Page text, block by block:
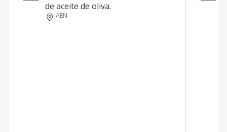
de aceite de oliva.
JAEN